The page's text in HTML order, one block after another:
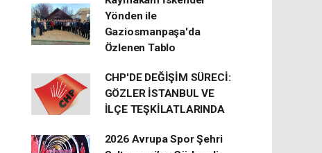
Yönden ile
Gaziosmanpaşa'da
Özlenen Tablo
CHP'DE DEĞİŞİM SÜRECİ:
GÖZLER İSTANBUL VE
İLÇE TEŞKİLATLARINDA
2026 Avrupa Spor Şehri